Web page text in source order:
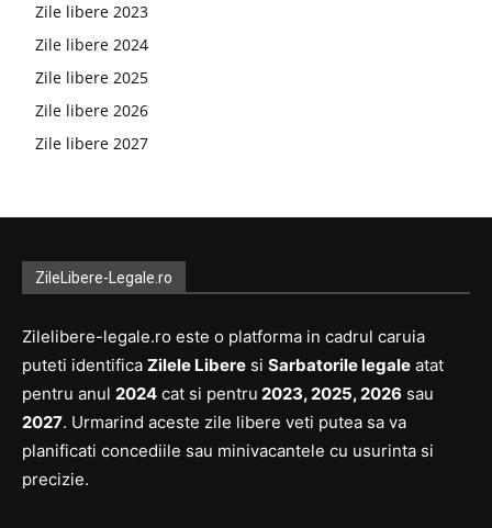
Zile libere 2023
Zile libere 2024
Zile libere 2025
Zile libere 2026
Zile libere 2027
ZileLibere-Legale.ro
Zilelibere-legale.ro este o platforma in cadrul caruia
puteti identifica Zilele Libere si Sarbatorile legale atat
pentru anul 2024 cat si pentru 2023, 2025, 2026 sau
2027. Urmarind aceste zile libere veti putea sa va
planificati concediile sau minivacantele cu usurinta si
precizie.